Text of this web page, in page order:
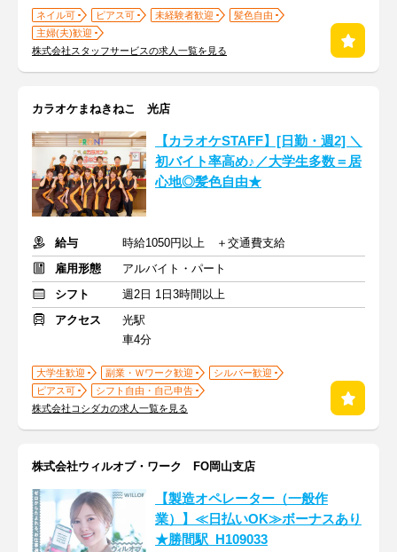
ネイル可 ピアス可 未経験者歓迎
髪色自由
主婦(夫)歓迎
株式会社スタッフサービスの求人一覧を見る
カラオケまねきねこ 光店
【カラオケSTAFF】[日勤・週2] ＼
初バイト率高め♪／大学生多数＝居
心地◎髪色自由★
給与
時給1050円以上 ＋交通費支給
雇用形態
アルバイト・パート
シフト
週2日 1日3時間以上
アクセス
光駅
車4分
大学生歓迎 副業・Ｗワーク歓迎
シルバー歓迎
ピアス可
シフト自由・自己申告
株式会社コシダカの求人一覧を見る
株式会社ウィルオブ・ワーク FO岡山支店
【製造オペレーター（一般作
業）】≪日払いOK≫ボーナスあり
★勝間駅_H109033